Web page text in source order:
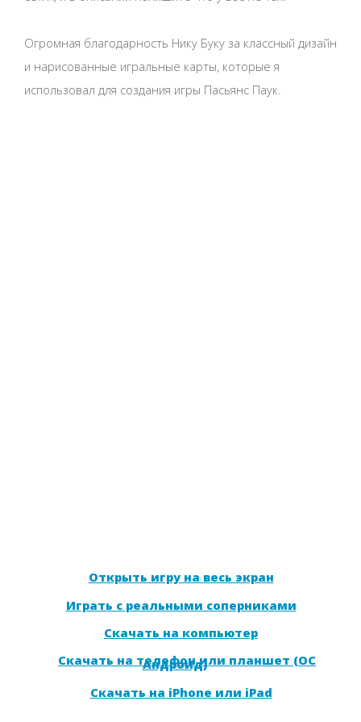
Огромная благодарность Нику Буку за классный дизайн
и нарисованные игральные карты, которые я
использовал для создания игры Пасьянс Паук.
Открыть игру на весь экран
Играть с реальными соперниками
Скачать на компьютер
Скачать на телефон или планшет (ОС
Андроид)
Скачать на iPhone или iPad